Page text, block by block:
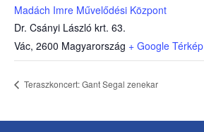
Madách Imre Művelődési Központ
Dr. Csányi László krt. 63.
Vác, 2600 Magyarország + Google Térkép
Teraszkoncert: Gant Segal zenekar